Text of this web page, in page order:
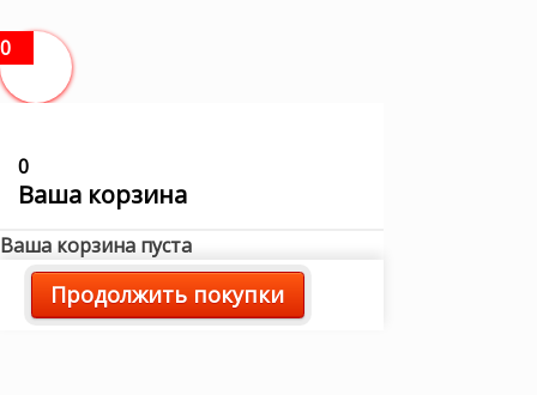
0
0
Ваша корзина
Ваша корзина пуста
Продолжить покупки